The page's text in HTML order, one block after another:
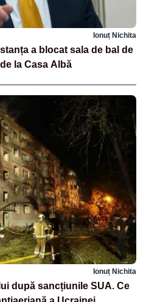
Ionuț Nichita
a blocat sala de bal de
la Casa Albă
Ionuț Nichita
după sancțiunile SUA. Ce